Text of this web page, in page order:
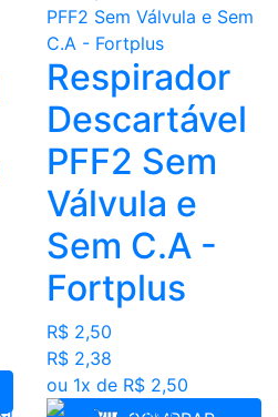
Respirador
Descartável
PFF2 Sem
Válvula e
Sem C.A -
Fortplus
R$ 2,50
R$ 2,38
ou 1x de R$ 2,50